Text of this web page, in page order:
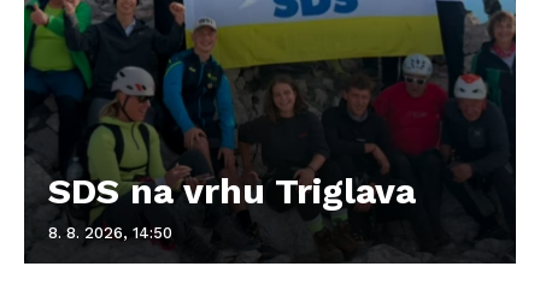
SDS na vrhu Triglava
8. 8. 2026, 14:50